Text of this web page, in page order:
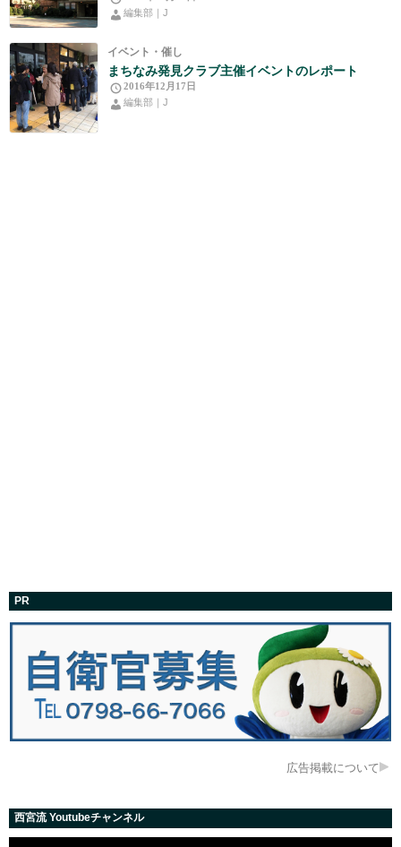
編集部｜J
イベント・催し
まちなみ発見クラブ主催イベントのレポート
2016年12月17日
編集部｜J
PR
広告掲載について
西宮流 Youtubeチャンネル